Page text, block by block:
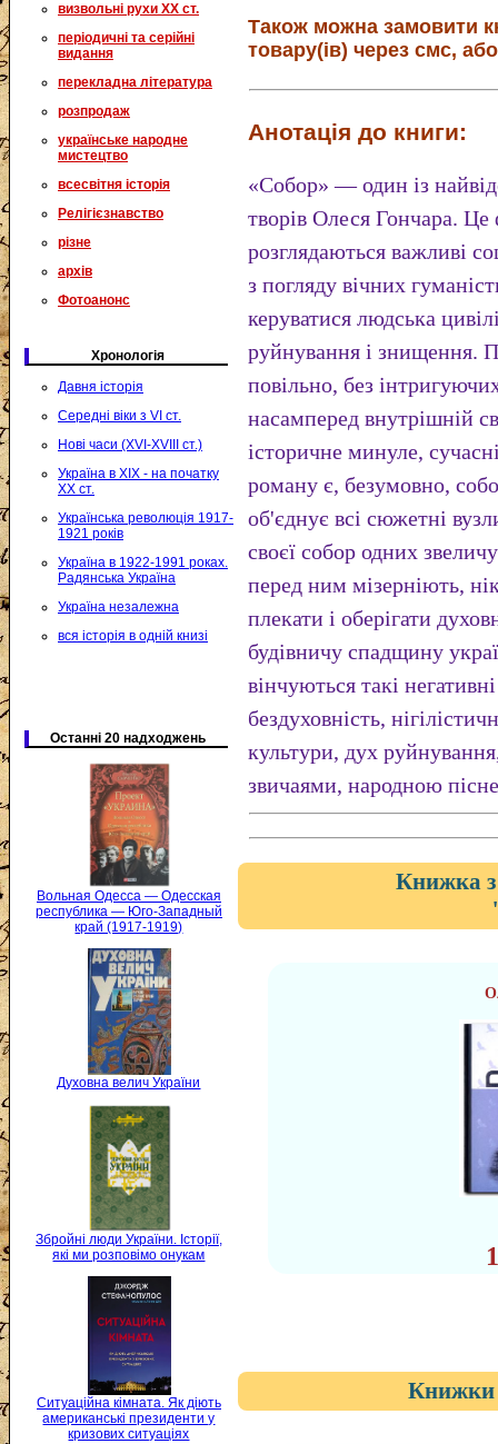
визвольні рухи XX ст.
періодичні та серійні
видання
перекладна література
розпродаж
українське народне
мистецтво
всесвітня історія
Релігієзнавство
різне
архів
Фотоанонс
Хронологія
Давня історія
Середні віки з VI ст.
Нові часи (XVI-XVIII ст.)
Україна в XIX - на початку
XX ст.
Українська революція 1917-
1921 років
Україна в 1922-1991 роках.
Радянська Україна
Україна незалежна
вся історія в одній книзі
Останні 20 надходжень
Вольная Одесса — Одесская
республика — Юго-Западный
край (1917-1919)
Духовна велич України
Збройні люди України. Історії,
які ми розповімо онукам
Ситуаційна кімната. Як діють
американські президенти у
кризових ситуаціях
Також можна замовити
товару(ів) через смс,
Анотація до книги:
«Собор» — один із
творів Олеся Гончара.
розглядаються важливі
з погляду вічних
керуватися людська
руйнування і знищення.
повільно, без
насамперед внутрішній
історичне минуле,
роману є, безумовно,
об'єднує всі сю­жетні
своєї собор одних
перед ним мізерніють,
плекати і оберігати
будівничу спадщину
вінчуються такі
бездуховність,
культури, дух
звичаями, народною
Книжка
Книжки